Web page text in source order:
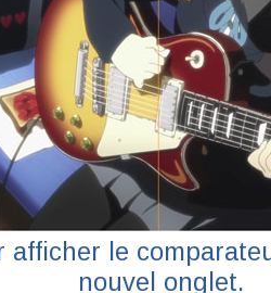
afficher le
nouvel onglet.